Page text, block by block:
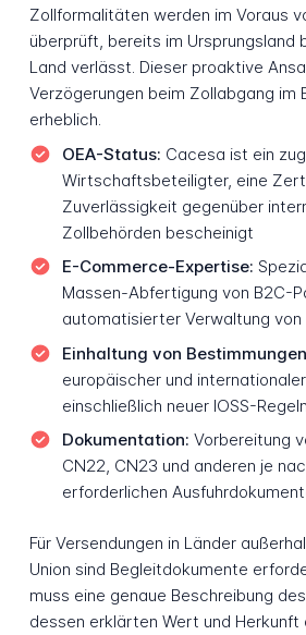
Zollformalitäten werden im Voraus
überprüft, bereits im Ursprungsland
Land verlässt. Dieser proaktive
Verzögerungen beim Zollabgang im
erheblich.
OEA-Status: Cacesa ist ein
Wirtschaftsbeteiligter, eine
Zuverlässigkeit gegenüber
Zollbehörden bescheinigt
E-Commerce-Expertise:
Massen-Abfertigung von B2C-
automatisierter Verwaltung von
Einhaltung von
europäischer und
einschließlich neuer IOSS-
Dokumentation: Vorbereitung
CN22, CN23 und anderen je
erforderlichen
Für Versendungen in Länder
Union sind Begleitdokumente
muss eine genaue Beschreibung
dessen erklärten Wert und Herkunft